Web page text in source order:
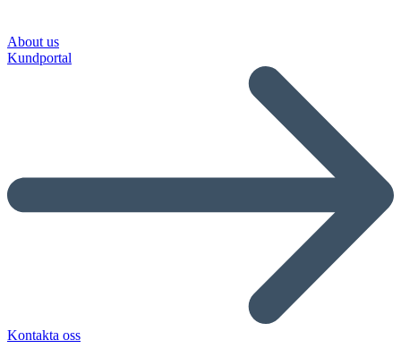
About us
Kundportal
Kontakta oss